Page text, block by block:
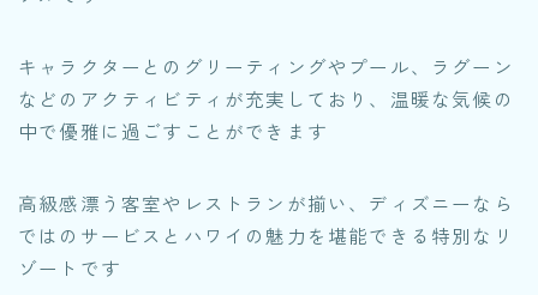
キャラクターとのグリーティングやプール、ラグーン
などのアクティビティが充実しており、温暖な気候の
中で優雅に過ごすことができます
高級感漂う客室やレストランが揃い、ディズニーなら
ではのサービスとハワイの魅力を堪能できる特別なリ
ゾートです